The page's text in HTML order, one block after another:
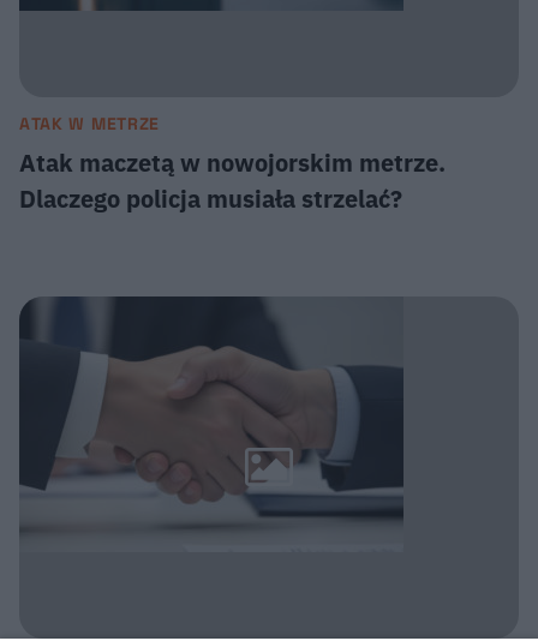
ATAK W METRZE
Atak maczetą w nowojorskim metrze.
Dlaczego policja musiała strzelać?